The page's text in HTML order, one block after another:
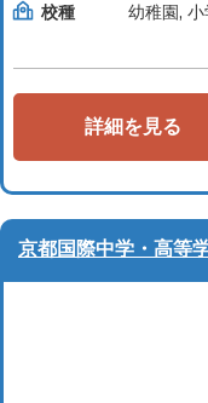
校種
幼稚園,
詳細を見る
京都国際中学・高等